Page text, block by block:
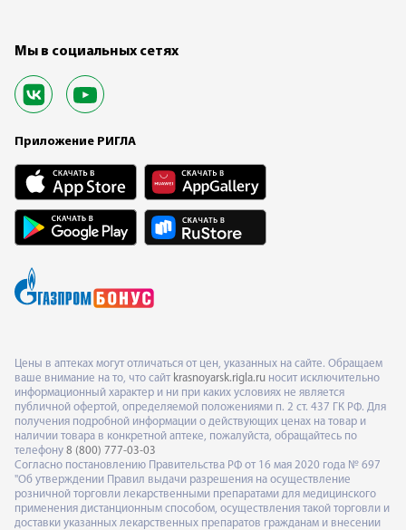
Мы в социальных сетях
Приложение РИГЛА
Цены в аптеках могут отличаться от цен, указанных на сайте. Обращаем
ваше внимание на то, что сайт krasnoyarsk.rigla.ru носит исключительно
информационный характер и ни при каких условиях не является
публичной офертой, определяемой положениями п. 2 ст. 437 ГК РФ. Для
получения подробной информации о действующих ценах на товар и
наличии товара в конкретной аптеке, пожалуйста, обращайтесь по
телефону 8 (800) 777-03-03
Согласно постановлению Правительства РФ от 16 мая 2020 года № 697
"Об утверждении Правил выдачи разрешения на осуществление
розничной торговли лекарственными препаратами для медицинского
применения дистанционным способом, осуществления такой торговли и
доставки указанных лекарственных препаратов гражданам и внесении